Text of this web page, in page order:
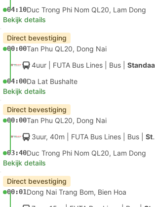
04:10Duc Trong Phi Nom QL20, Lam Dong
Bekijk details
Direct bevestiging
00:00Tan Phu QL20, Dong Nai
4uur | FUTA Bus Lines Bus Standaard AC
04:00Da Lat Bushalte
Bekijk details
Direct bevestiging
00:00Tan Phu QL20, Dong Nai
3uur, 40m | FUTA Bus Lines Bus Standaard AC
03:40Duc Trong Phi Nom QL20, Lam Dong
Bekijk details
Direct bevestiging
00:01Dong Nai Trang Bom, Bien Hoa